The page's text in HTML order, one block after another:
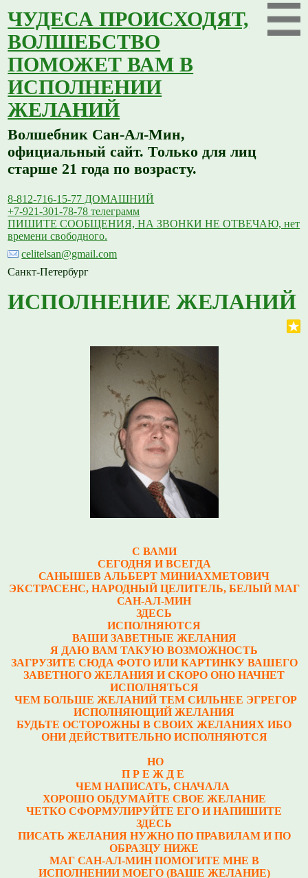
ЧУДЕСА ПРОИСХОДЯТ,
ВОЛШЕБСТВО
ПОМОЖЕТ ВАМ В
ИСПОЛНЕНИИ
ЖЕЛАНИЙ
Волшебник Сан-Ал-Мин,
официальный сайт. Только для лиц
старше 21 года по возрасту.
8-812-716-15-77 ДОМАШНИЙ
+7-921-301-78-78 телеграмм
ПИШИТЕ СООБЩЕНИЯ, НА ЗВОНКИ НЕ ОТВЕЧАЮ, нет
времени свободного.
celitelsan@gmail.com
Санкт-Петербург
ИСПОЛНЕНИЕ ЖЕЛАНИЙ
С ВАМИ
СЕГОДНЯ И ВСЕГДА
САНЫШЕВ АЛЬБЕРТ МИНИАХМЕТОВИЧ
ЭКСТРАСЕНС, НАРОДНЫЙ ЦЕЛИТЕЛЬ, БЕЛЫЙ МАГ
САН-АЛ-МИН
ЗДЕСЬ
ИСПОЛНЯЮТСЯ
ВАШИ ЗАВЕТНЫЕ ЖЕЛАНИЯ
Я ДАЮ ВАМ ТАКУЮ ВОЗМОЖНОСТЬ
ЗАГРУЗИТЕ СЮДА ФОТО ИЛИ КАРТИНКУ ВАШЕГО
ЗАВЕТНОГО ЖЕЛАНИЯ И СКОРО ОНО НАЧНЕТ
ИСПОЛНЯТЬСЯ
ЧЕМ БОЛЬШЕ ЖЕЛАНИЙ ТЕМ СИЛЬНЕЕ ЭГРЕГОР
ИСПОЛНЯЮЩИЙ ЖЕЛАНИЯ
БУДЬТЕ ОСТОРОЖНЫ В СВОИХ ЖЕЛАНИЯХ ИБО
ОНИ ДЕЙСТВИТЕЛЬНО ИСПОЛНЯЮТСЯ
НО
П Р Е Ж Д Е
ЧЕМ НАПИСАТЬ, СНАЧАЛА
ХОРОШО ОБДУМАЙТЕ СВОЕ ЖЕЛАНИЕ
ЧЕТКО СФОРМУЛИРУЙТЕ ЕГО И НАПИШИТЕ
ЗДЕСЬ
ПИСАТЬ ЖЕЛАНИЯ НУЖНО ПО ПРАВИЛАМ И ПО
ОБРАЗЦУ НИЖЕ
МАГ САН-АЛ-МИН ПОМОГИТЕ МНЕ В
ИСПОЛНЕНИИ МОЕГО (ВАШЕ ЖЕЛАНИЕ)